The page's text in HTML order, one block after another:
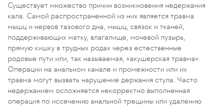
Существует множество причин возникновения недержания
кала. Самой распространенной из них является травма
мышц и нервов тазового дна, мышц, связок и тканей,
поддерживающих матку, влагалище, мочевой пузырь,
прямую кишку в трудных родах через естественные
родовые пути или, так называемая, «акушерская травма».
Операции на анальном канале и промежности или их
травма могут вызвать нарушение держания стула. Часто
недержанием осложняется некорректно выполненная
операция по иссечению анальной трещины или удалению